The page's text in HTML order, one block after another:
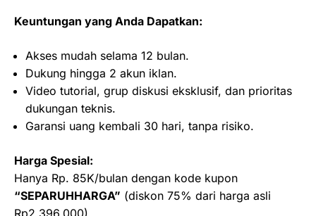
Keuntungan yang Anda Dapatkan:
Akses mudah selama 12 bulan.
Dukung hingga 2 akun iklan.
Video tutorial, grup diskusi eksklusif, dan prioritas
dukungan teknis.
Garansi uang kembali 30 hari, tanpa risiko.
Harga Spesial:
Hanya Rp. 85K/bulan dengan kode kupon
“SEPARUHHARGA” (diskon 75% dari harga asli
Rp2.396.000).